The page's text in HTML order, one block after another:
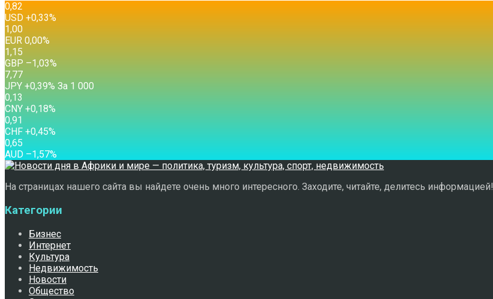
0,82
USD +0,33%
1,00
EUR 0,00%
1,15
GBP –1,03%
7,77
JPY +0,39% За 1 000
0,13
CNY +0,18%
0,91
CHF +0,45%
0,65
AUD –1,57%
На страницах нашего сайта вы найдете очень много интересного. Заходите, читайте, делитесь информацией!
Категории
Бизнес
Интернет
Культура
Недвижимость
Новости
Общество